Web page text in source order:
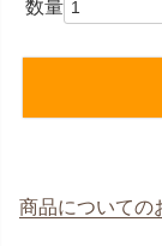
商品についての